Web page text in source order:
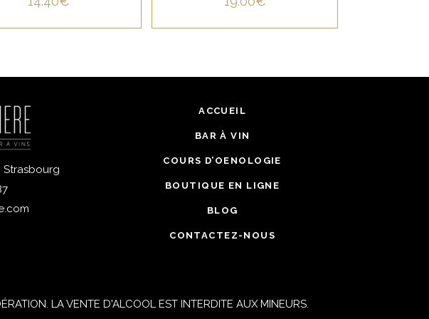
Strasbourg
ACCUEIL
BAR À VIN
COURS D’OENOLOGIE
BOUTIQUE EN LIGNE
BLOG
CONTACTEZ-NOUS
LA VENTE D'ALCOOL EST INTERDITE AUX MINEURS.